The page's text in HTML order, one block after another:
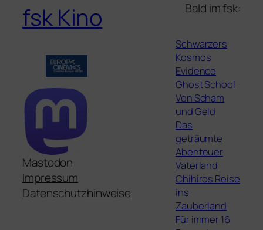
fsk Kino
Mastodon
Impressum
Datenschutzhinweise
Bald im fsk:
Schwarzers
Kosmos
Evidence
Ghost School
Von Scham
und Geld
Das
geträumte
Abenteuer
Vaterland
Chihiros Reise
ins
Zauberland
Für immer 16